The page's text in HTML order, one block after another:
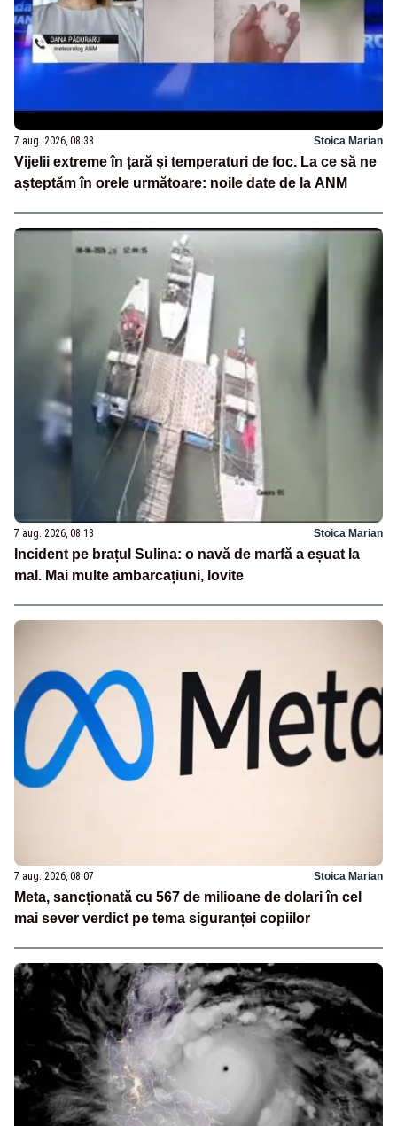
7 aug. 2026, 08:38 Stoica Marian
Vijelii extreme în țară și temperaturi de foc. La ce să ne
așteptăm în orele următoare: noile date de la ANM
7 aug. 2026, 08:13 Stoica Marian
Incident pe brațul Sulina: o navă de marfă a eșuat la
mal. Mai multe ambarcațiuni, lovite
7 aug. 2026, 08:07 Stoica Marian
Meta, sancționată cu 567 de milioane de dolari în cel
mai sever verdict pe tema siguranței copiilor